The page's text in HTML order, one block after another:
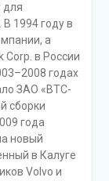
для
1994 году в
а
Corp. в России
годах
ЗАО «ВТС-
сборки
года
новый
в Калуге
Volvo и